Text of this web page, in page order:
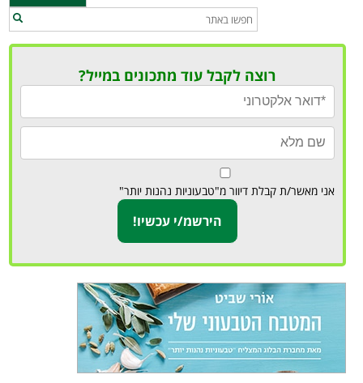
רוצה לקבל עוד מתכונים במייל?
אני מאשר/ת קבלת דיוור מ"טבעוניות נהנות יותר"